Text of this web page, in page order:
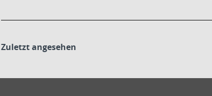
Zuletzt angesehen